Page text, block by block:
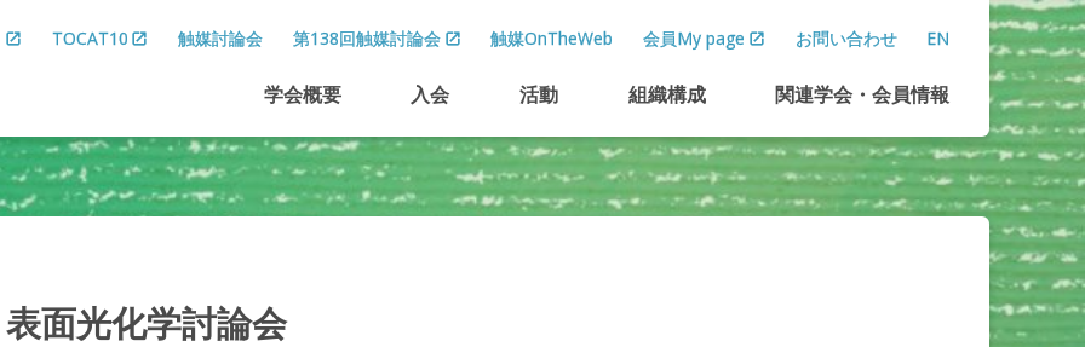
TOCAT10 触媒討論会 第138回触媒討論会 触媒OnTheWeb 会員My page お問い合わせ EN
学会概要 入会 活動 組織構成 関連学会 ・会員情報
表面光化学討論会